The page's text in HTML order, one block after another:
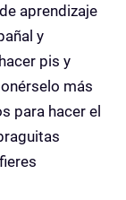
aprendizaje
y
pis y
más
para hacer el